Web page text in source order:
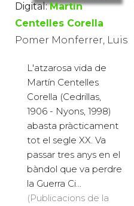
Digital: Martín
Centelles Corella
Pomer Monferrer, Luis
L'atzarosa vida de
Martín Centelles
Corella (Cedrillas,
1906 - Nyons, 1998)
abasta pràcticament
tot el segle XX. Va
passar tres anys en el
bàndol que va perdre
la Guerra Ci...
(Publicacions de la